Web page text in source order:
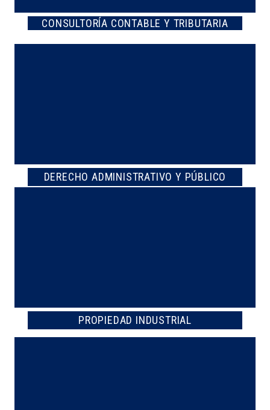
CONSULTORÍA CONTABLE Y TRIBUTARIA
DERECHO ADMINISTRATIVO Y PÚBLICO
PROPIEDAD INDUSTRIAL